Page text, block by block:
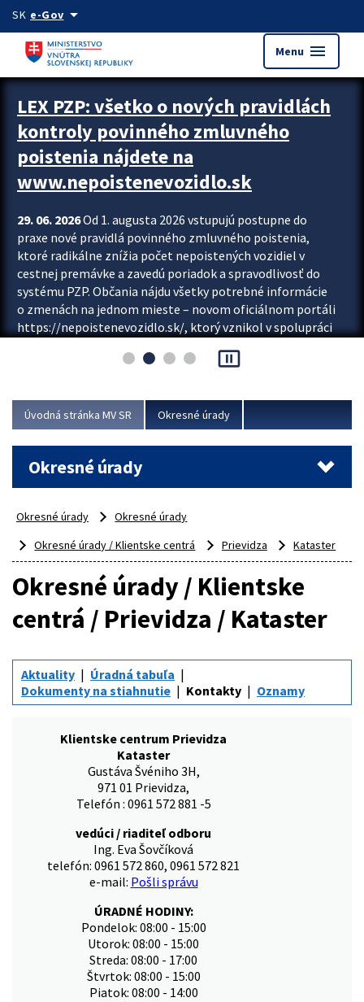
Preskocit na hlavný obsah
SK e-Govarrow_drop_down
Menu menu
Zastavit automatický posun upútavok
LEX PZP: všetko o nových pravidlách
kontroly povinného zmluvného
poistenia nájdete na
www.nepoistenevozidlo.sk
29. 06. 2026Od 1. augusta 2026 vstupujú postupne do
praxe nové pravidlá povinného zmluvného poistenia,
ktoré radikálne znížia počet nepoistených vozidiel v
cestnej premávke a zavedú poriadok a spravodlivosť do
systému PZP. Občania nájdu všetky potrebné informácie
o zmenách na jednom mieste – novom oficiálnom portáli
https://nepoistenevozidlo.sk/, ktorý vznikol v spolupráci
asociácie poisťovní (SLASPO) a Ministerstva vnútra SR.
Viac
pause_presentation
Úvodná stránka MV SR Okresné úrady
Okresné úrady
Okresné úrady
Okresné úrady
Okresné úrady / Klientske centrá
Prievidza Kataster
Okresné úrady / Klientske
centrá / Prievidza / Kataster
Aktuality
Úradná tabuľa
Dokumenty na stiahnutie
Kontakty Oznamy
Klientske centrum Prievidza
Kataster
Gustáva Švéniho 3H,
971 01 Prievidza,
Telefón : 0961 572 881 -5
vedúci / riaditeľ odboru
Ing. Eva Šovčíková
telefón: 0961 572 860, 0961 572 821
e-mail: Pošli správu
ÚRADNÉ HODINY:
Pondelok: 08:00 - 15:00
Utorok: 08:00 - 15:00
Streda: 08:00 - 17:00
Štvrtok: 08:00 - 15:00
Piatok: 08:00 - 14:00